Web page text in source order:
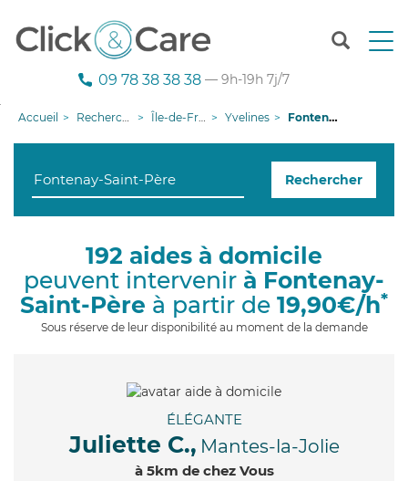
T
n
g
i
o
09 78 38 38 38 — 9h-19h 7j/7
Accueil Recherche aide à domicile Île-de-France Yvelines Fontenay-Saint-Père
Rechercher
192 aides à domicile
peuvent intervenir à Fontenay-
Saint-Père à partir de 19,90€/h*
Sous réserve de leur disponibilité au moment de la demande
ÉLÉGANTE
Juliette C., Mantes-la-Jolie
à 5km de chez Vous